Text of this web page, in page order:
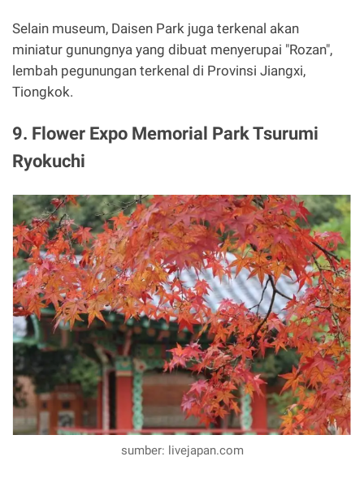
Selain museum, Daisen Park juga terkenal akan
miniatur gunungnya yang dibuat menyerupai "Rozan",
lembah pegunungan terkenal di Provinsi Jiangxi,
Tiongkok.
9. Flower Expo Memorial Park Tsurumi
Ryokuchi
sumber: livejapan.com